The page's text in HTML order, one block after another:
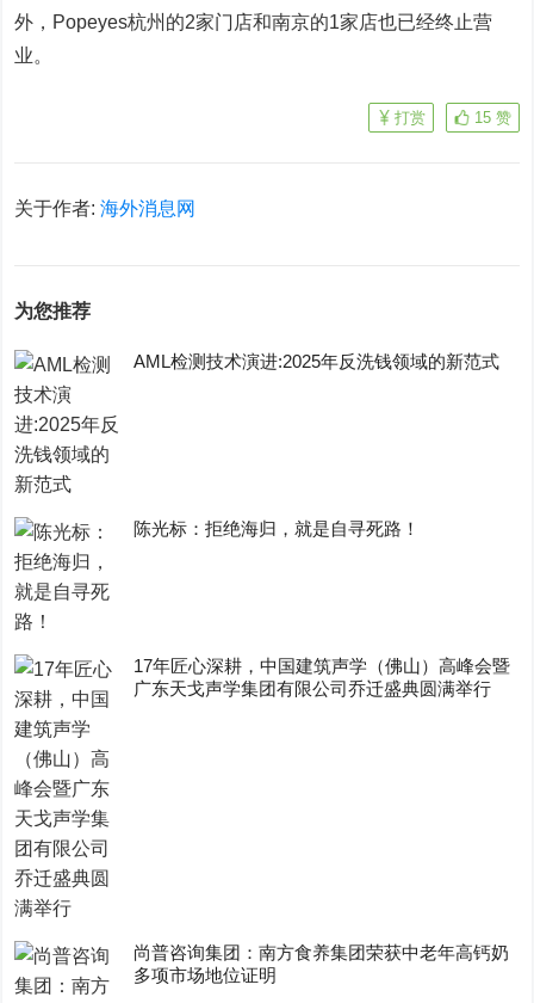
外，Popeyes杭州的2家门店和南京的1家店也已经终止营
业。
15 赞
打赏
关于作者:海外消息网
为您推荐
AML检测技术演进:2025年反洗钱领域的新范式
陈光标：拒绝海归，就是自寻死路！
17年匠心深耕，中国建筑声学（佛山）高峰会暨
广东天戈声学集团有限公司乔迁盛典圆满举行
尚普咨询集团：南方食养集团荣获中老年高钙奶
多项市场地位证明